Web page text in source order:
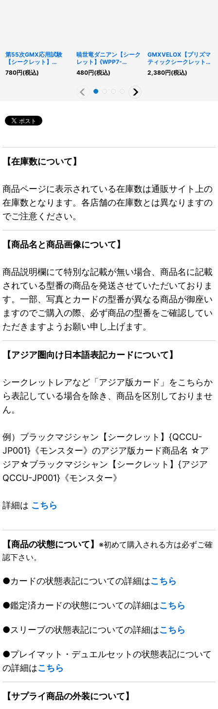
第55次GMX応用試験
【シークレット】
{WPP7-JP036}《魔
法》
780円(税込)
暁世竜ダニアン【シーク
レット】{WPP7-
JP035}《融合》
480円(税込)
GMXVELOX【プリズマ
ティックシークレット】
{WPP7-JP033}《融
合》
2,380円(税込)
【在庫数について】
商品ページに表示されている在庫数は通販サイト上の
在庫数となります。各店舗の在庫数とは異なりますの
でご注意ください。
【商品名と商品画像について】
商品説明欄にて特別な記載が無い場合、商品名に記載
されている型番の商品を発送させていただいておりま
す。一部、写真とカードの型番が異なる商品が御座い
ますのでご購入の際、必ず商品の型番をご確認してい
ただきますようお願い申し上げます。
【アジア圏向け日本語表記カードについて】
シークレットレアなど「アジア版カード」をこちらか
ら表記している場合を除き、商品を区別しておりませ
ん。
例）ブラックマジシャン【シークレット】{QCCU-
JP001}《モンスター》のアジア版カード商品名 ☆ア
ジア☆ブラックマジシャン【シークレット】{アジア
QCCU-JP001}《モンスター》
詳細は こちら
【商品の状態について】 ※初めて購入される方は必ずご確
認下さい。
●カードの状態表記についての詳細はこちら
●鑑定済カードの状態についての詳細はこちら
●スリーブの状態表記についての詳細はこちら
●プレイマット・デュエルセットの状態表記について
の詳細はこちら
【サプライ商品の外装について】